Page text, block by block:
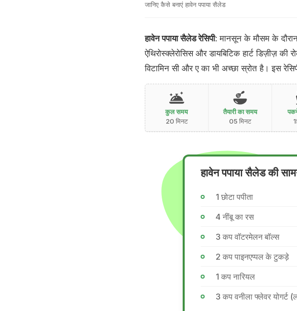
जानिए कैसे बनाएं हावेन पपाया सैलेड
हावेन पपाया सैलेड रेसिपी: मानसून के मौसम के
ऐथिरोस्क्लेरोसिस और डायबिटिक हार्ट डिज़ीज़
विटामिन सी और ए का भी अच्छा स्रोत है। इस
कुल समय
20 मिनट
तैयारी का समय
05 मिनट
हावेन पपाया सैलेड की
1 छोटा पपीता
4 नींबू का रस
3 कप वॉटरमेलन बॉल्स
2 कप पाइनएप्पल के टुकड़े
1 कप नारियल
3 कप वनीला फ्लेवर योगर्ट